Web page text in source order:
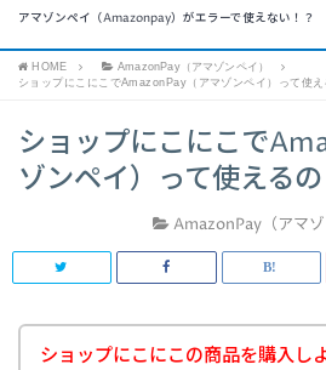
アマゾンペイ（Amazonpay）がエラーで使えない！？
HOME
AmazonPay（アマゾンペイ）
ショップにこにこでAmazonPay（アマゾンペイ）って使え
ショップにこにこで
ゾンペイ）って使えるの
AmazonPay（アマゾ
ショップにこにこの商品を購入し